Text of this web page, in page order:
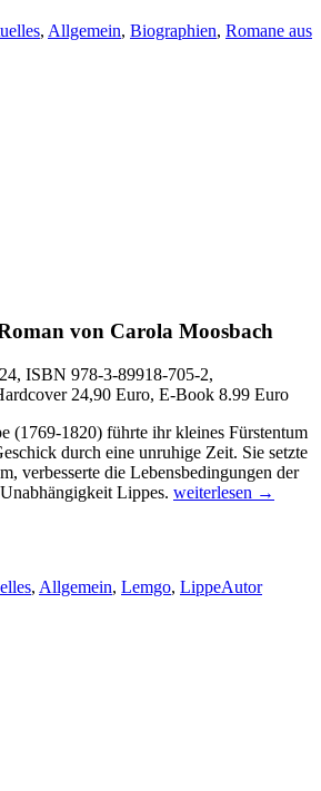
, Allgemein, Biographien, Romane aus
von Carola Moosbach
ISBN 978-3-89918-705-2,
24,90 Euro, E-Book 8.99 Euro
(1769-1820) führte ihr kleines Fürstentum
durch eine unruhige Zeit. Sie setzte
verbesserte die Lebensbedingungen der
Lippes. Fürstin
weiterlesen →
, Allgemein, Lemgo, LippeAutor